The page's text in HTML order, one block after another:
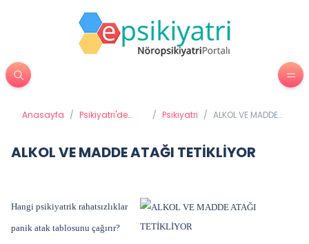
Anasayfa / Psikiyatri'de
/ Psikiyatri / ALKOL VE MADDE
ALKOL VE MADDE ATAĞI TETİKLİYOR
Hangi psikiyatrik rahatsızlıklar
panik atak tablosunu çağırır?